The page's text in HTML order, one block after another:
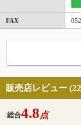
FAX
販売店レビュー
総合4.8点